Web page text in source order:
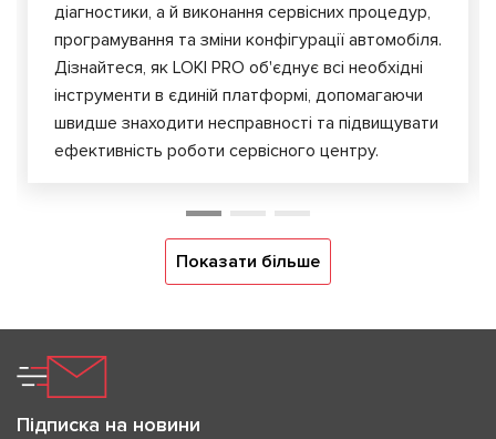
діагностики, а й виконання сервісних процедур,
програмування та зміни конфігурації автомобіля.
Дізнайтеся, як LOKI PRO об'єднує всі необхідні
інструменти в єдиній платформі, допомагаючи
швидше знаходити несправності та підвищувати
ефективність роботи сервісного центру.
Показати більше
Підписка на новини